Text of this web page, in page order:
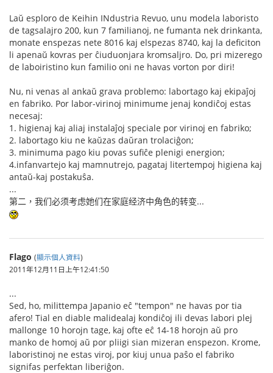
Laŭ esploro de Keihin INdustria Revuo, unu modela laboristo
de tagsalajro 200, kun 7 familianoj, ne fumanta nek drinkanta,
monate enspezas nete 8016 kaj elspezas 8740, kaj la deficiton
li apenaŭ kovras per ĉiuduonjara kromsaljro. Do, pri mizerego
de laboiristino kun familio oni ne havas vorton por diri!
Nu, ni venas al ankaŭ grava problemo: labortago kaj ekipaĵoj
en fabriko. Por labor-virinoj minimume jenaj kondiĉoj estas
necesaj:
1. higienaj kaj aliaj instalaĵoj speciale por virinoj en fabriko;
2. labortago kiu ne kaŭzas daŭran trolaciĝon;
3. minimuma pago kiu povas sufiĉe plenigi energion;
4.infanvartejo kaj mamnutrejo, pagataj litertempoj higiena kaj
antaŭ-kaj postakuŝa.
...
第二，我们必须考虑她们在家庭经济中角色的转变...
Flago (顯示個人資料)
2011年12月11日上午12:41:50
...
Sed, ho, milittempa Japanio eĉ "tempon" ne havas por tia
afero! Tial en diable malidealaj kondiĉoj ili devas labori plej
mallonge 10 horojn tage, kaj ofte eĉ 14-18 horojn aŭ pro
manko de homoj aŭ por pliigi sian mizeran enspezon. Krome,
laboristinoj ne estas viroj, por kiuj unua paŝo el fabriko
signifas perfektan liberiĝon.